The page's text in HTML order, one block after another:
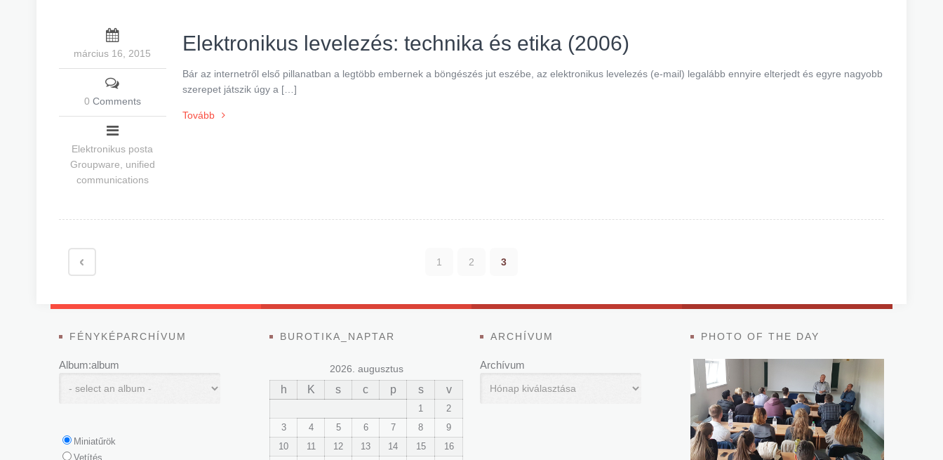
Elektronikus levelezés: technika és etika (2006)
Bár az internetről első pillanatban a legtöbb embernek a böngészés jut eszébe, az elektronikus levelezés (e-mail) legalább ennyire elterjedt és egyre nagyobb
szerepet játszik úgy a […]
Tovább
március 16, 2015
0 Comments
Elektronikus posta
Groupware, unified
communications
1 2 3
FÉNYKÉPARCHÍVUM
Album:album
Miniatűrök
Vetítés
BUROTIKA_NAPTAR
2026. augusztus
h K s c p s v
1
2
3
4 5 6 7 8
9
10
11 12 13 14 15
16
ARCHÍVUM
Archívum
PHOTO OF THE DAY